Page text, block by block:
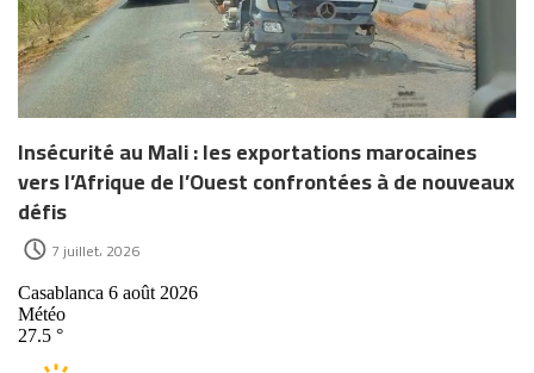
Insécurité au Mali : les exportations marocaines
vers l’Afrique de l’Ouest confrontées à de nouveaux
défis
7 juillet، 2026